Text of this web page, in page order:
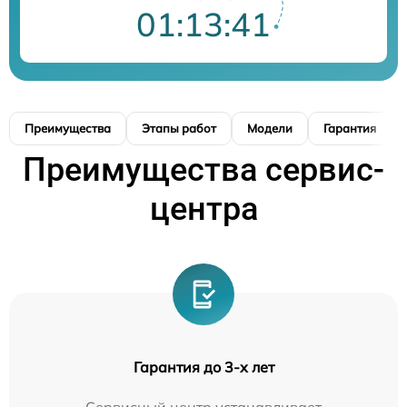
01:13:40
Преимущества Этапы работ Модели Гарантия
Преимущества сервис-
центра
Гарантия до 3-х лет